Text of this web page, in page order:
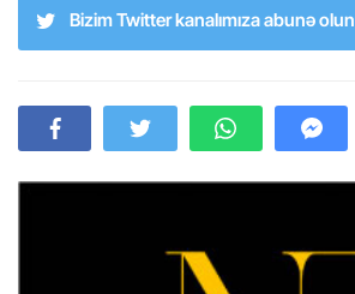
Bizim Twitter kanalımıza abunə olun